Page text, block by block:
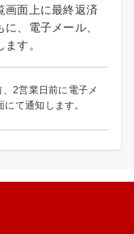
画面上に最終返済
、電子メール、
す。
2営業日前に電子メ
て通知します。